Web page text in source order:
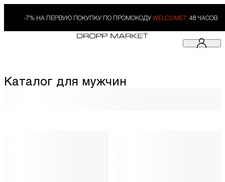
-7% НА ПЕРВУЮ ПОКУПКУ ПО ПРОМОКОДУ WELCOME7. 48 ЧАСОВ
Каталог для мужчин